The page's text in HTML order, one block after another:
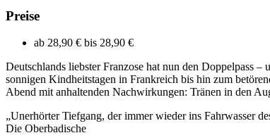
Preise
ab 28,90 € bis 28,90 €
Deutschlands liebster Franzose hat nun den Doppelpass
sonnigen Kindheitstagen in Frankreich bis hin zum
Abend mit anhaltenden Nachwirkungen: Tränen in den
„Unerhörter Tiefgang, der immer wieder ins Fahrwasser
Die Oberbadische